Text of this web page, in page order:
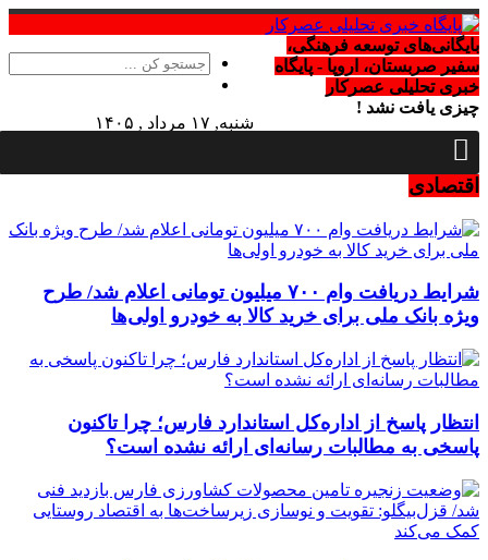
شنبه, ۱۷ مرداد , ۱۴۰۵
بایگانی‌های توسعه فرهنگی،
سفیر صربستان، اروپا - پایگاه
خبری تحلیلی عصرکار
چیزی یافت نشد !
اقتصادی
شرایط دریافت وام ۷۰۰ میلیون تومانی اعلام شد/ طرح
ویژه بانک ملی برای خرید کالا به خودرو اولی‌ها
انتظار پاسخ از اداره‌کل استاندارد فارس؛ چرا تاکنون
پاسخی به مطالبات رسانه‌ای ارائه نشده است؟